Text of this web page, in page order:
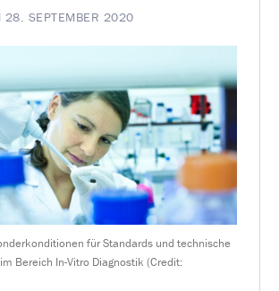
28. SEPTEMBER 2020
für Standards und technische
Bereich In-Vitro Diagnostik (Credit: